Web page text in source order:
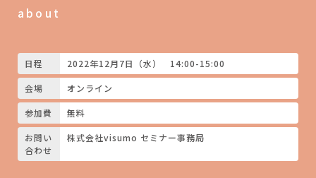
about
日程 2022年12月7日（水） 14:00-15:00
会場 オンライン
参加費 無料
お問い
合わせ
株式会社visumo セミナー事務局